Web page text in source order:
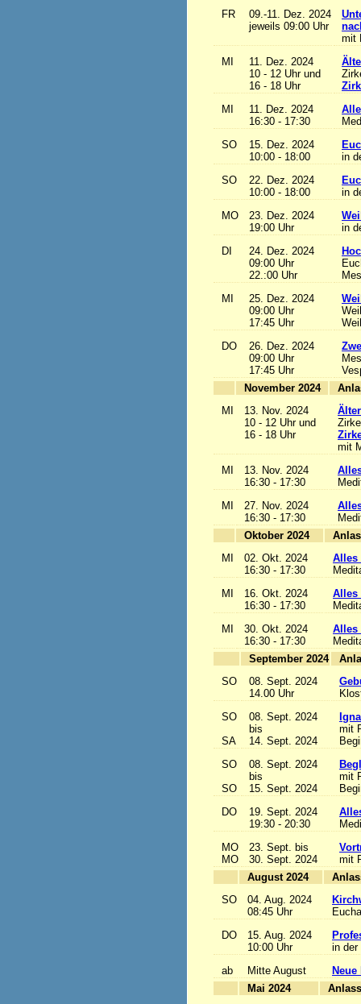
FR
09.-11. Dez. 2024
jeweils 09:00 Uhr
mit
MI
11. Dez. 2024
10 - 12 Uhr und
16 - 18 Uhr
MI
11. Dez. 2024
16:30 - 17:30
SO
15. Dez. 2024
10:00 - 18:00
in
SO
22. Dez. 2024
10:00 - 18:00
in
MO
23. Dez. 2024
19:00 Uhr
in
DI
24. Dez. 2024
09:00 Uhr
22.:00 Uhr
MI
25. Dez. 2024
09:00 Uhr
17:45 Uhr
DO
26. Dez. 2024
09:00 Uhr
17:45 Uhr
November 2024
MI
13. Nov. 2024
10 - 12 Uhr und
16 - 18 Uhr
mit
MI
13. Nov. 2024
16:30 - 17:30
MI
27. Nov. 2024
16:30 - 17:30
Oktober 2024
MI
02. Okt. 2024
16:30 - 17:30
Alles
MI
16. Okt. 2024
16:30 - 17:30
Alles
MI
30. Okt. 2024
16:30 - 17:30
Alles
September 2024
SO
08. Sept. 2024
14.00 Uhr
SO
SA
08. Sept. 2024
bis
14. Sept. 2024
mit
SO
SO
08. Sept. 2024
bis
15. Sept. 2024
mit
DO
19. Sept. 2024
19:30 - 20:30
MO
MO
23. Sept. bis
30. Sept. 2024
mit
August 2024
SO
04. Aug. 2024
08:45 Uhr
DO
15. Aug. 2024
10:00 Uhr
in der
ab
Mitte August
Mai 2024